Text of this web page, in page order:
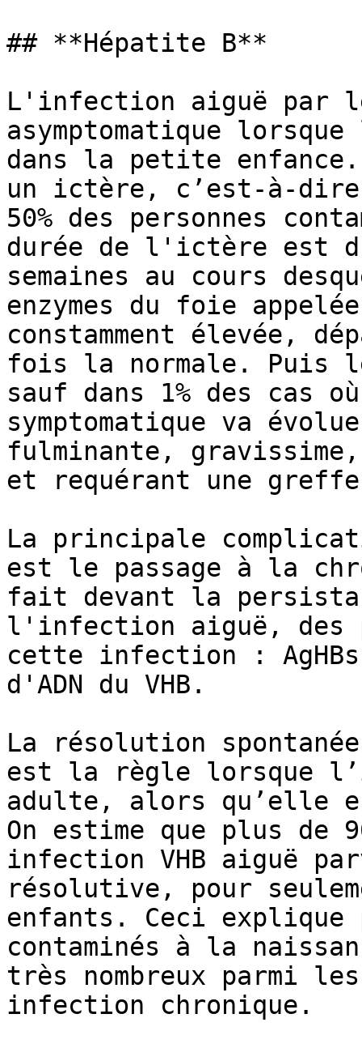
## **Hépatite B**
L'infection aiguë par
asymptomatique
dans la petite
un ictère, c’est-à-
50% des personnes
durée de l'ictère est
semaines au cours
enzymes du foie
constamment élevée,
fois la normale. Puis
sauf dans 1% des cas
symptomatique va
fulminante,
et requérant une
La principale
est le passage à la
fait devant la
l'infection aiguë, des
cette infection :
d'ADN du VHB.
La résolution
est la règle lorsque
adulte, alors qu’elle
On estime que plus de
infection VHB aiguë
résolutive, pour
enfants. Ceci explique
contaminés à la
très nombreux parmi
infection chronique.